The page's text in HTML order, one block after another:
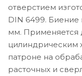
отверстием
DIN 6499. Биение
мм. Применяется
цилиндрическим
патроне на
расточных и